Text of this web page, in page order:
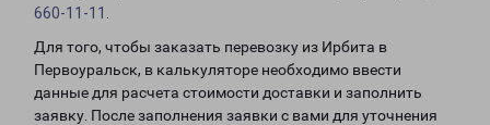
660-11-11
Для того, чтобы заказать перевозку из Ирбита в
Первоуральск, в калькуляторе необходимо ввести
данные для расчета стоимости доставки и заполнить
заявку. После заполнения заявки с вами для уточнения